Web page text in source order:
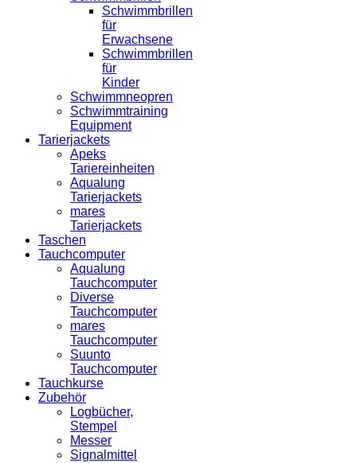
Schwimmbrillen
für
Erwachsene
Schwimmbrillen
für
Kinder
Schwimmneopren
Schwimmtraining
Equipment
Tarierjackets
Apeks
Tariereinheiten
Aqualung
Tarierjackets
mares
Tarierjackets
Taschen
Tauchcomputer
Aqualung
Tauchcomputer
Diverse
Tauchcomputer
mares
Tauchcomputer
Suunto
Tauchcomputer
Tauchkurse
Zubehör
Logbücher,
Stempel
Messer
Signalmittel